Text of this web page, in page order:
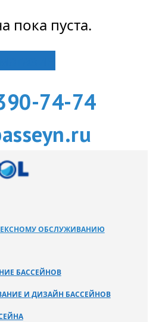
пока пуста.
74-74
ОБСЛУЖИВАНИЮ
БАССЕЙНОВ
И ДИЗАЙН БАССЕЙНОВ